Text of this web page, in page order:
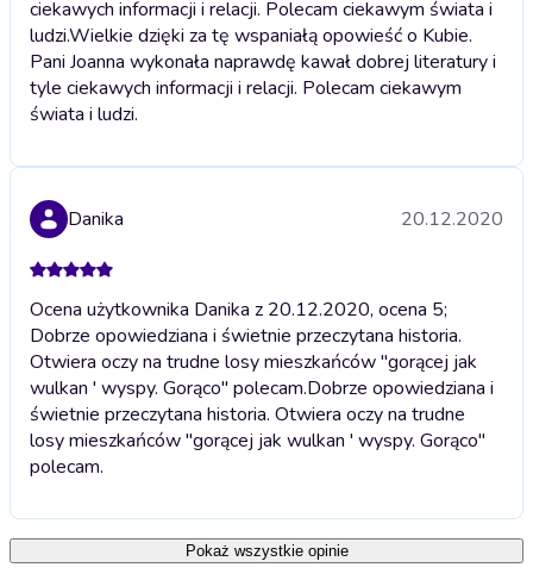
ciekawych informacji i relacji. Polecam ciekawym świata i
ludzi.Wielkie dzięki za tę wspaniałą opowieść o Kubie.
Pani Joanna wykonała naprawdę kawał dobrej literatury i
tyle ciekawych informacji i relacji. Polecam ciekawym
świata i ludzi.
Danika 20.12.2020
Ocena użytkownika Danika z 20.12.2020, ocena 5;
Dobrze opowiedziana i świetnie przeczytana historia.
Otwiera oczy na trudne losy mieszkańców "gorącej jak
wulkan ' wyspy. Gorąco" polecam.Dobrze opowiedziana i
świetnie przeczytana historia. Otwiera oczy na trudne
losy mieszkańców "gorącej jak wulkan ' wyspy. Gorąco"
polecam.
Pokaż wszystkie opinie